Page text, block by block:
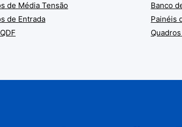
de Média Tensão
de Entrada
Banco
Painéis